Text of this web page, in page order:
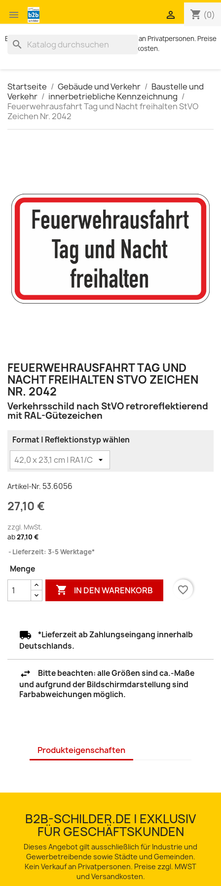
 shopping_cart (0)

Exklusiv für Geschäftskunden. Kein Verkauf an Privatpersonen. Preise
zzgl. MWST und Versandkosten.
search
Startseite Gebäude und Verkehr
Baustelle und
Verkehr
innerbetriebliche Kennzeichnung
Feuerwehrausfahrt Tag und Nacht freihalten StVO
Zeichen Nr. 2042
FEUERWEHRAUSFAHRT TAG UND
NACHT FREIHALTEN STVO ZEICHEN
NR. 2042
Verkehrsschild nach StVO retroreflektierend
mit RAL-Gütezeichen
Format | Reflektionstyp wählen
Artikel-Nr. 53.6056
27,10 €
zzgl. MwSt.
ab27,10 €
Lieferzeit: 3-5 Werktage*
Menge
 IN DEN WARENKORB favorite_border
*Lieferzeit ab Zahlungseingang innerhalb
Deutschlands.
Bitte beachten: alle Größen sind ca.-Maße
und aufgrund der Bildschirmdarstellung sind
Farbabweichungen möglich.
Produkteigenschaften
B2B-SCHILDER.DE | EXKLUSIV
FÜR GESCHÄFTSKUNDEN
Dieses Angebot gilt ausschließlich für Industrie und
Gewerbetreibende sowie Städte und Gemeinden.
Kein Verkauf an Privatpersonen. Preise zzgl. MWST
und Versandkosten.